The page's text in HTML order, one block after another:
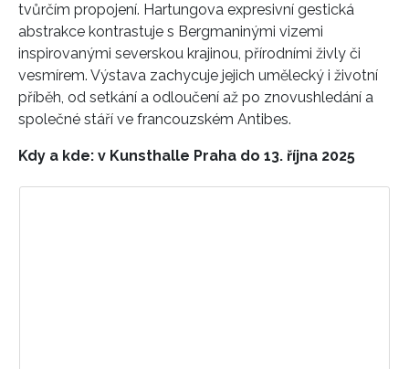
tvůrčím propojení. Hartungova expresivní gestická
abstrakce kontrastuje s Bergmaninými vizemi
inspirovanými severskou krajinou, přírodními živly či
vesmírem. Výstava zachycuje jejich umělecký i životní
příběh, od setkání a odloučení až po znovushledání a
společné stáří ve francouzském Antibes.
Kdy a kde: v Kunsthalle Praha do 13. října 2025